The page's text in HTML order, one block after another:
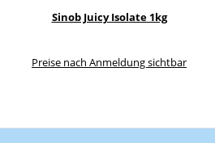
Sinob Juicy Isolate 1kg
Preise nach Anmeldung sichtbar